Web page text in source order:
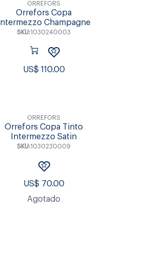
ORREFORS
Orrefors Copa
Intermezzo Champagne
SKU:1030240003
US$ 110.00
ORREFORS
Orrefors Copa Tinto
Intermezzo Satin
SKU:1030230009
US$ 70.00
Agotado